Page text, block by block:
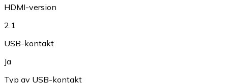
HDMI-version
2.1
USB-kontakt
Ja
Typ av USB-kontakt